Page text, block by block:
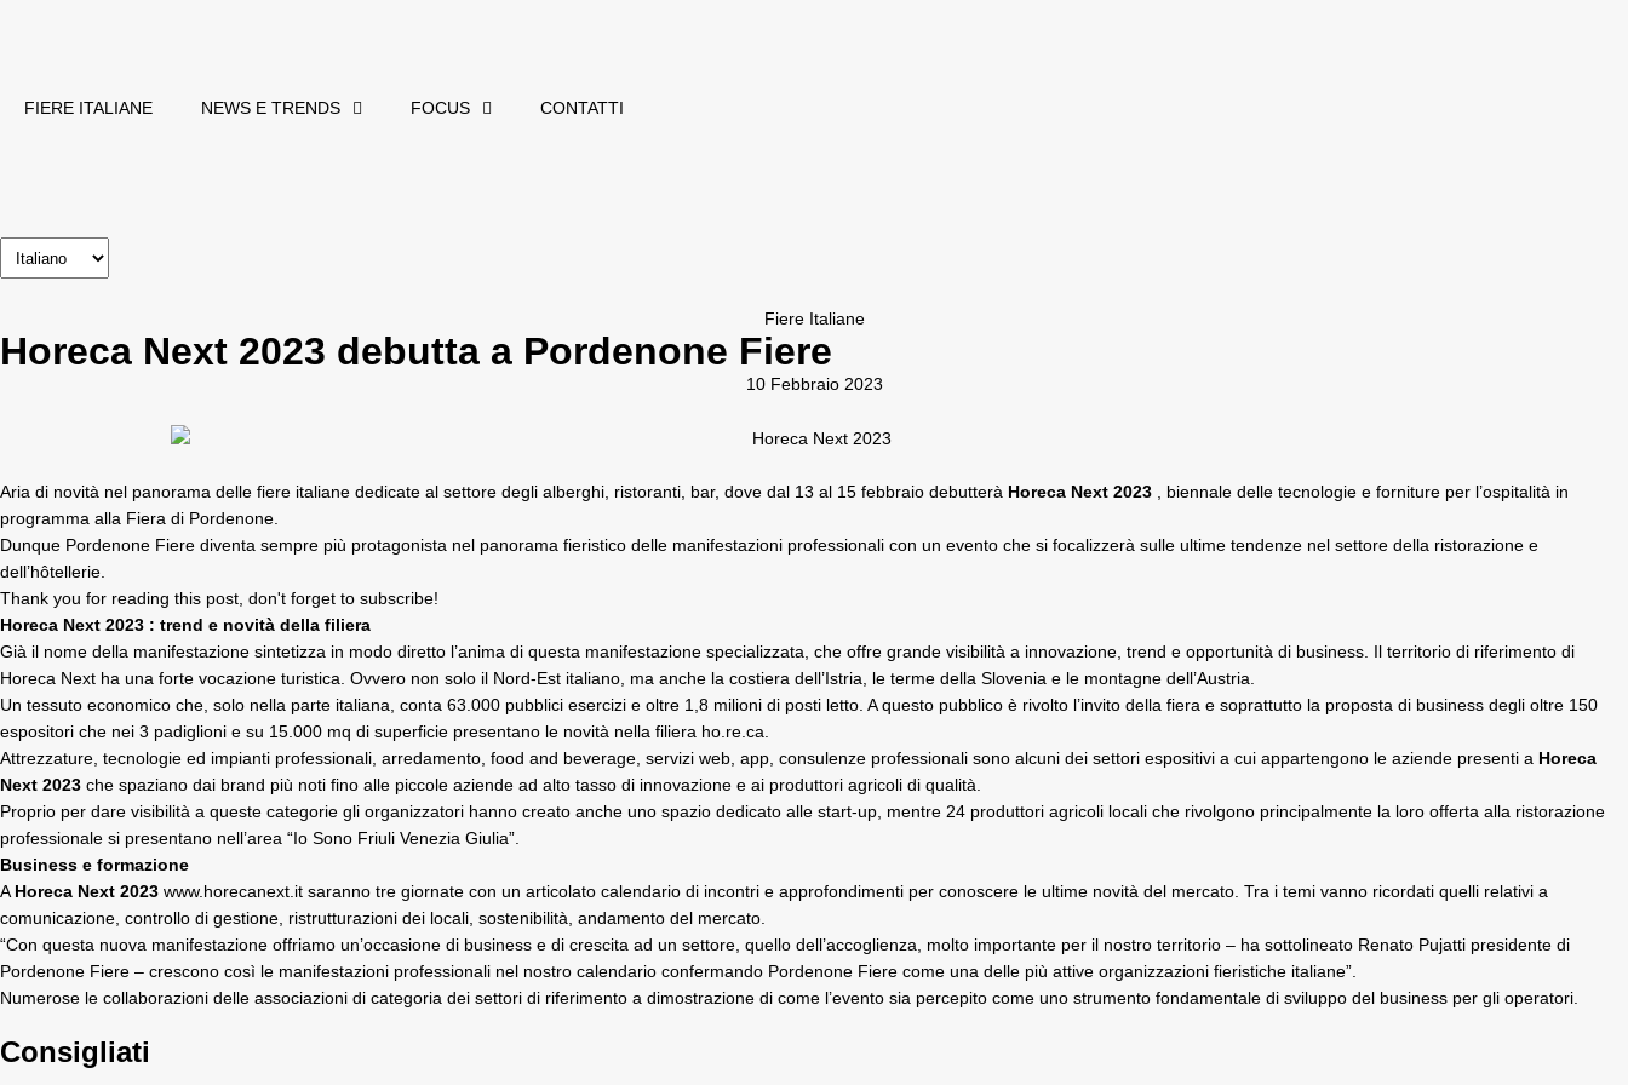
FIERE ITALIANE NEWS E TRENDS FOCUS CONTATTI
Fiere Italiane
Horeca Next 2023 debutta a Pordenone Fiere
10 Febbraio 2023
Aria di novità nel panorama delle fiere italiane dedicate al settore degli alberghi, ristoranti, bar, dove dal 13 al 15 febbraio debutterà Horeca Next 2023 , biennale delle tecnologie e forniture per l’ospitalità in
programma alla Fiera di Pordenone.
Dunque Pordenone Fiere diventa sempre più protagonista nel panorama fieristico delle manifestazioni professionali con un evento che si focalizzerà sulle ultime tendenze nel settore della ristorazione e
dell’hôtellerie.
Thank you for reading this post, don't forget to subscribe!
Horeca Next 2023 : trend e novità della filiera
Già il nome della manifestazione sintetizza in modo diretto l’anima di questa manifestazione specializzata, che offre grande visibilità a innovazione, trend e opportunità di business. Il territorio di riferimento di
Horeca Next ha una forte vocazione turistica. Ovvero non solo il Nord-Est italiano, ma anche la costiera dell’Istria, le terme della Slovenia e le montagne dell’Austria.
Un tessuto economico che, solo nella parte italiana, conta 63.000 pubblici esercizi e oltre 1,8 milioni di posti letto. A questo pubblico è rivolto l’invito della fiera e soprattutto la proposta di business degli oltre 150
espositori che nei 3 padiglioni e su 15.000 mq di superficie presentano le novità nella filiera ho.re.ca.
Attrezzature, tecnologie ed impianti professionali, arredamento, food and beverage, servizi web, app, consulenze professionali sono alcuni dei settori espositivi a cui appartengono le aziende presenti a Horeca
Next 2023 che spaziano dai brand più noti fino alle piccole aziende ad alto tasso di innovazione e ai produttori agricoli di qualità.
Proprio per dare visibilità a queste categorie gli organizzatori hanno creato anche uno spazio dedicato alle start-up, mentre 24 produttori agricoli locali che rivolgono principalmente la loro offerta alla ristorazione
professionale si presentano nell’area “Io Sono Friuli Venezia Giulia”.
Business e formazione
AHoreca Next 2023 www.horecanext.it saranno tre giornate con un articolato calendario di incontri e approfondimenti per conoscere le ultime novità del mercato. Tra i temi vanno ricordati quelli relativi a
comunicazione, controllo di gestione, ristrutturazioni dei locali, sostenibilità, andamento del mercato.
“Con questa nuova manifestazione offriamo un’occasione di business e di crescita ad un settore, quello dell’accoglienza, molto importante per il nostro territorio – ha sottolineato Renato Pujatti presidente di
Pordenone Fiere – crescono così le manifestazioni professionali nel nostro calendario confermando Pordenone Fiere come una delle più attive organizzazioni fieristiche italiane”.
Numerose le collaborazioni delle associazioni di categoria dei settori di riferimento a dimostrazione di come l’evento sia percepito come uno strumento fondamentale di sviluppo del business per gli operatori.
Consigliati